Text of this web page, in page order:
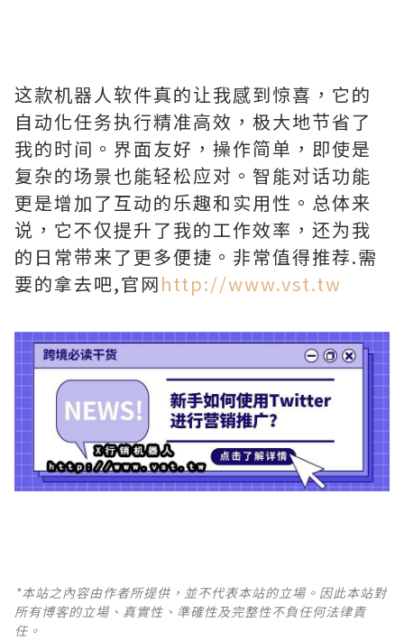
这款机器人软件真的让我感到惊喜，它的
自动化任务执行精准高效，极大地节省了
我的时间。界面友好，操作简单，即使是
复杂的场景也能轻松应对。智能对话功能
更是增加了互动的乐趣和实用性。总体来
说，它不仅提升了我的工作效率，还为我
的日常带来了更多便捷。非常值得推荐.需
要的拿去吧,官网http://www.vst.tw
*本站之內容由作者所提供，並不代表本站的立場。因此本站對
所有博客的立場、真實性、準確性及完整性不負任何法律責
任。